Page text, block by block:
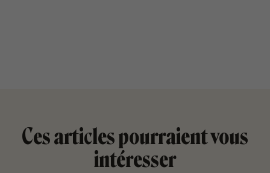
Ces articles pourraient vous
intéresser